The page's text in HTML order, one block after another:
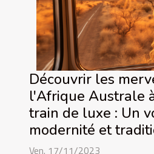
Découvrir les
l'Afrique Australe
train de luxe : Un
modernité et
Ven. 17/11/2023